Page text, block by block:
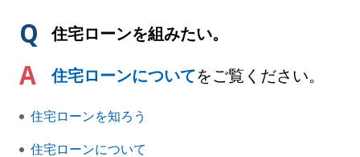
住宅ローンを組みたい。
住宅ローンについてをご覧ください。
住宅ローンを知ろう
住宅ローンについて